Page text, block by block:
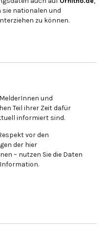
nationalen und
zu können.
und
Teil ihrer Zeit dafür
informiert sind.
vor den
der hier
– nutzen Sie die Daten